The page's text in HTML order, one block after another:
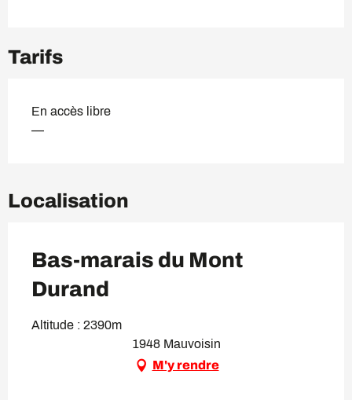
Tarifs
En accès libre
—
Localisation
Bas-marais du Mont
Durand
Altitude : 2390m
1948 Mauvoisin
M'y rendre